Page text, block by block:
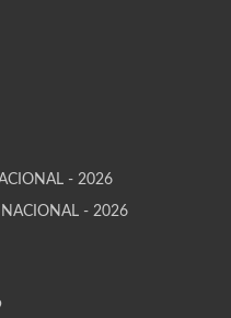
- 2026
NACIONAL - 2026